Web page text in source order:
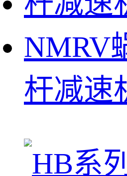
NMRV
杆减速